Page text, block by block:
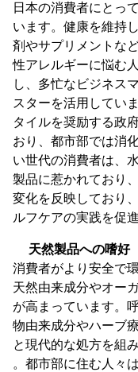
日本の消費者にとっ
います。健康を維持
剤やサプリメントな
性アレルギーに悩む
し、多忙なビジネス
スターを活用してい
タイルを奨励する政
おり、都市部では消
い世代の消費者は、
製品に惹かれており
変化を反映しており
ルフケアの実践を促
天然製品への嗜好
消費者がより安全で
天然由来成分やオー
が高まっています。
物由来成分やハーブ
と現代的な処方を組
。都市部に住む人々